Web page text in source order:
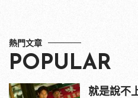
熱門文章
POPULAR
就是說不